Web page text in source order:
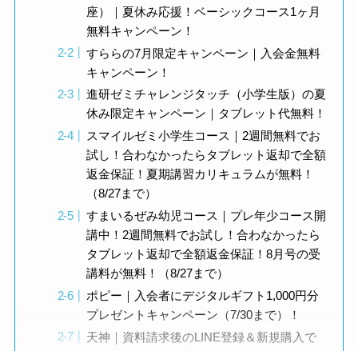
座）｜夏休み応援！ベーシックコース1ヶ月
無料キャンペーン！
すららの7月限定キャンペーン｜入会金無料
キャンペーン！
進研ゼミチャレンジタッチ（小学生版）の夏
休み限定キャンペーン｜タブレット代無料！
スマイルゼミ小学生コース｜2週間無料でお
試し！合わなかったらタブレット返却で全額
返金保証！夏期講習カリキュラムが無料！
（8/27まで）
すまいるぜみ幼児コース｜プレ年少コース開
講中！2週間無料でお試し！合わなかったら
タブレット返却で全額返金保証！8月号の受
講料が無料！（8/27まで）
ポピー｜入会者にデジタルギフト1,000円分
プレゼントキャンペーン（7/30まで）！
天神｜資料請求後のLINE登録＆新規購入で